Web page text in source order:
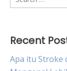
for:
Recent
Apa itu Stroke